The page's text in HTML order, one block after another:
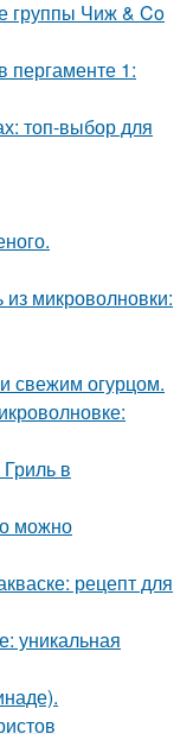
группы Чиж & Co
пергаменте 1:
топ-выбор для
микроволновки:
свежим огурцом.
в
можно
рецепт для
уникальная